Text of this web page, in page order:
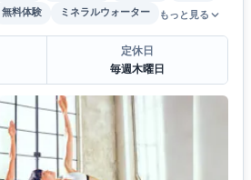
無料体験 ミネラルウォーター もっと見る
定休日
毎週木曜日